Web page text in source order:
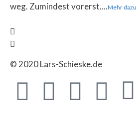
weg. Zumindest vorerst....Mehr dazu
© 2020 Lars-Schieske.de